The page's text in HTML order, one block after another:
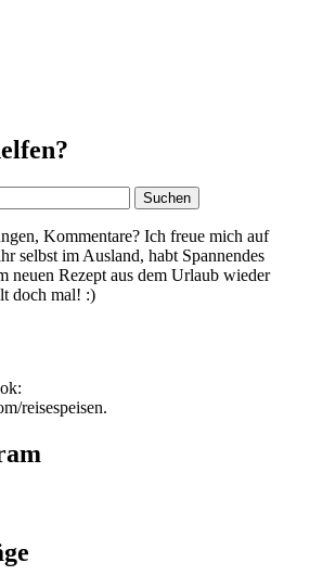
Kommentare? Ich freue mich auf
selbst im Ausland, habt Spannendes
neuen Rezept aus dem Urlaub wieder
doch mal! :)
reisespeisen.